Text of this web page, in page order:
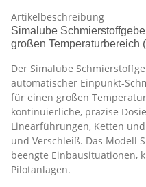
Artikelbeschreibung
Simalube
großen Temperaturbereich
Der Simalube
automatischer Einpunkt-
für einen großen
kontinuierliche, präzise
Linearführungen, Ketten
und Verschleiß. Das Modell
beengte Einbausituationen,
Pilotanlagen.